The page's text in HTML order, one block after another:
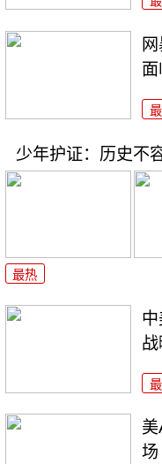
少年护证：历史不
最热
中
场